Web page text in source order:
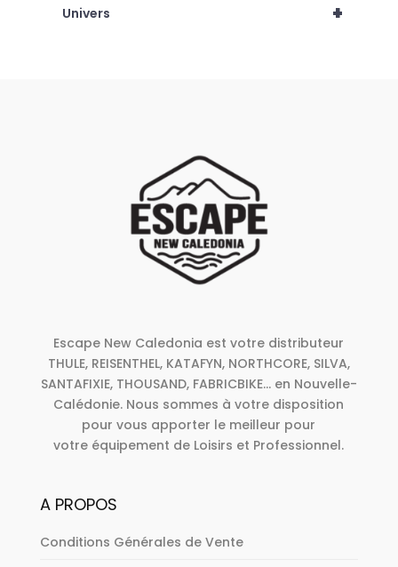
+
Univers
Escape New Caledonia est votre distributeur
THULE, REISENTHEL, KATAFYN, NORTHCORE, SILVA,
SANTAFIXIE, THOUSAND, FABRICBIKE... en Nouvelle-
Calédonie. Nous sommes à votre disposition
pour vous apporter le meilleur pour
votre équipement de Loisirs et Professionnel.
A PROPOS
Conditions Générales de Vente